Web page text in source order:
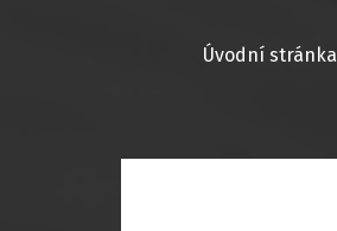
Úvodní stránka